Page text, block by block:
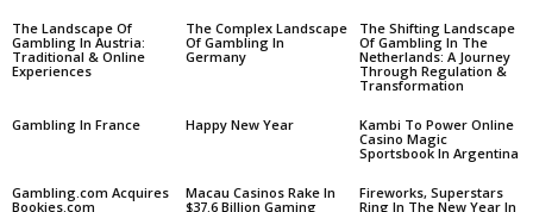
The Landscape Of
Gambling In Austria:
Traditional & Online
Experiences
The Complex Landscape
Of Gambling In
Germany
The Shifting Landscape
Of Gambling In The
Netherlands: A Journey
Through Regulation &
Transformation
Gambling In France Happy New Year
Kambi To Power Online
Casino Magic
Sportsbook In Argentina
Gambling.com Acquires
Bookies.com
Macau Casinos Rake In
$37.6 Billion Gaming
Fireworks, Superstars
Ring In The New Year In